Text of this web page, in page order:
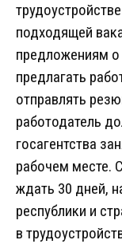
подходящей
предложениям о
предлагать
отправлять
работодатель
госагентства
рабочем месте.
ждать 30 дней,
республики и
в